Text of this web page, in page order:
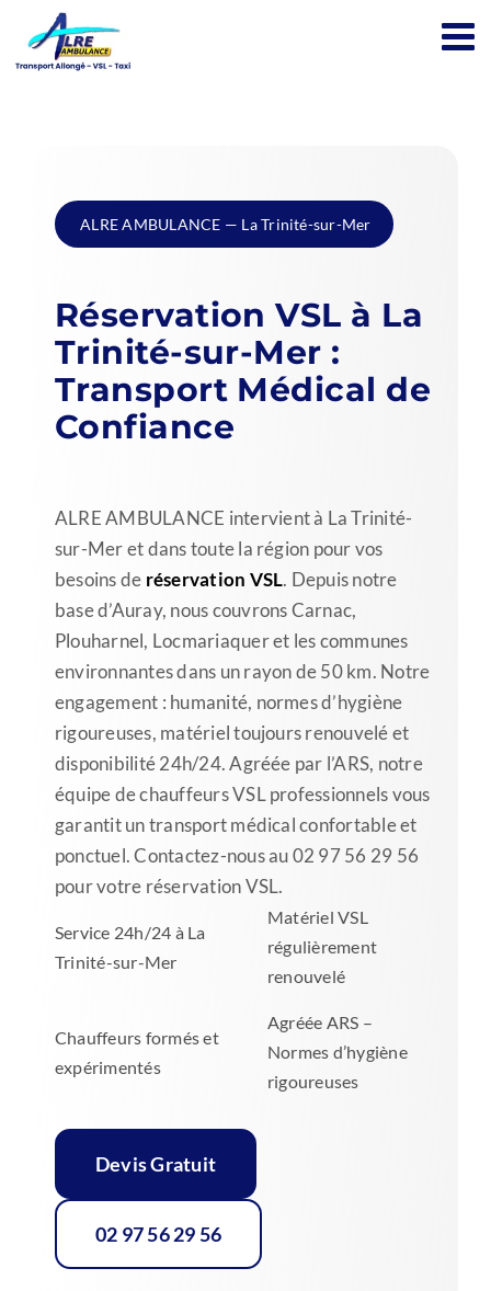
contenu
ALRE AMBULANCE — La Trinité-sur-Mer
Réservation VSL à La
Trinité-sur-Mer :
Transport Médical de
Confiance
ALRE AMBULANCE intervient à La Trinité-
sur-Mer et dans toute la région pour vos
besoins de réservation VSL. Depuis notre
base d’Auray, nous couvrons Carnac,
Plouharnel, Locmariaquer et les communes
environnantes dans un rayon de 50 km. Notre
engagement : humanité, normes d’hygiène
rigoureuses, matériel toujours renouvelé et
disponibilité 24h/24. Agréée par l’ARS, notre
équipe de chauffeurs VSL professionnels vous
garantit un transport médical confortable et
ponctuel. Contactez-nous au 02 97 56 29 56
pour votre réservation VSL.
Service 24h/24 à La
Trinité-sur-Mer
Matériel VSL
régulièrement
renouvelé
Chauffeurs formés et
expérimentés
Agréée ARS –
Normes d’hygiène
rigoureuses
Devis Gratuit
02 97 56 29 56